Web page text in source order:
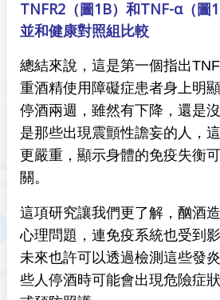
TNFR2（圖1B）和TNF-α（圖
並和健康對照組比較
總結來說，這是第一個指出
重酒精使用障礙症患者身上明
停酒兩週，雖然有下降，還是
是那些出現震顫性譫妄的人，
更嚴重，顯示身體的免疫失衡
關。
這項研究讓我們更了解，酗酒
心理問題，連免疫系統也受到
未來也許可以透過檢測這些發
些人停酒時可能會出現危險症